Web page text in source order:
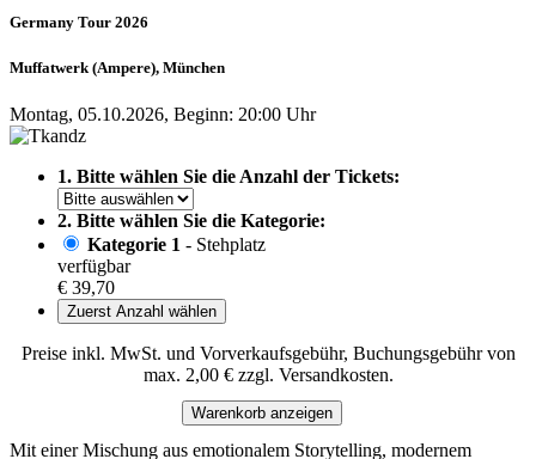
Germany Tour 2026
Muffatwerk (Ampere), München
Montag, 05.10.2026, Beginn: 20:00 Uhr
1. Bitte wählen Sie die Anzahl der Tickets:
2. Bitte wählen Sie die Kategorie:
Kategorie 1 - Stehplatz
verfügbar
€ 39,70
Zuerst Anzahl wählen
Preise inkl. MwSt. und Vorverkaufsgebühr, Buchungsgebühr von
max. 2,00 € zzgl. Versandkosten.
Warenkorb anzeigen
Mit einer Mischung aus emotionalem Storytelling, modernem